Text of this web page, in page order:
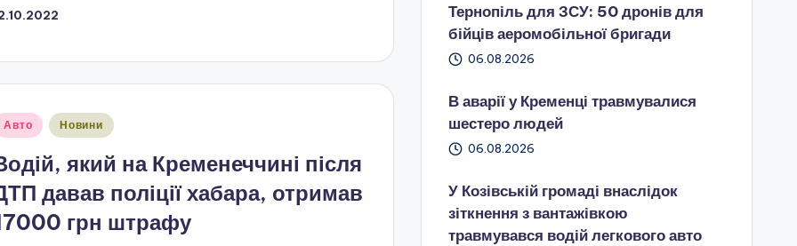
Авто Новини
який на Кременеччині після
давав поліції хабара, отримав
грн штрафу
Тернопіль для ЗСУ: 50 дронів для
бійців аеромобільної бригади
06.08.2026
В аварії у Кременці травмувалися
шестеро людей
06.08.2026
У Козівській громаді внаслідок
зіткнення з вантажівкою
травмувався водій легкового авто